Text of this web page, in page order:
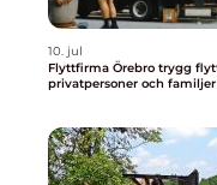
10. jul
Flyttfirma Örebro trygg flytthjälp för
privatpersoner och familjer